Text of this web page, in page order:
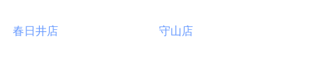
春日井店 守山店